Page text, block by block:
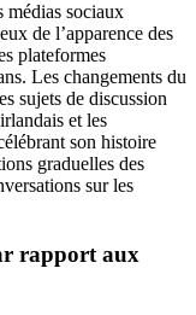
sociaux
de l’apparence des
plateformes
Les changements du
sujets de discussion
et les
son histoire
graduelles des
sur les
rapport aux